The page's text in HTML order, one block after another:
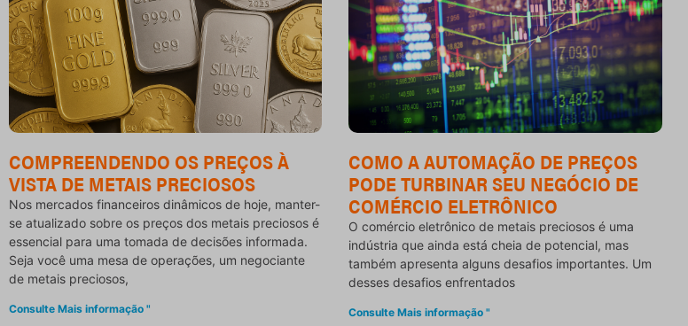
COMPREENDENDO OS PREÇOS À
VISTA DE METAIS PRECIOSOS
Nos mercados financeiros dinâmicos de hoje, manter-
se atualizado sobre os preços dos metais preciosos é
essencial para uma tomada de decisões informada.
Seja você uma mesa de operações, um negociante
de metais preciosos,
Consulte Mais informação "
COMO A AUTOMAÇÃO DE PREÇOS
PODE TURBINAR SEU NEGÓCIO DE
COMÉRCIO ELETRÔNICO
O comércio eletrônico de metais preciosos é uma
indústria que ainda está cheia de potencial, mas
também apresenta alguns desafios importantes. Um
desses desafios enfrentados
Consulte Mais informação "